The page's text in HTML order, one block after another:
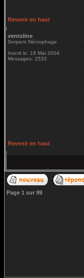
Revenir en haut
ventoline
Serpent Nécrophage
Inscrit le: 16 Mai 2004
Messages: 2533
Revenir en haut
Page 1 sur 99